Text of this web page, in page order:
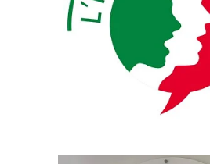
18 anni di esperienza
"Mi piace trasformare la
complessa in concetti semplici
possono utilizzare fin da subito."